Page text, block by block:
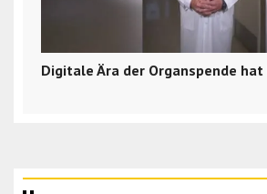
Digitale Ära der Organspende hat